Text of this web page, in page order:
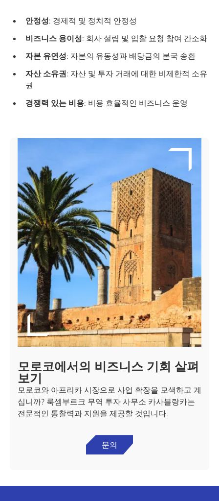
안정성: 경제적 및 정치적 안정성
비즈니스 용이성: 회사 설립 및 입찰 요청 참여 간소화
자본 유연성: 자본의 유동성과 배당금의 본국 송환
자산 소유권: 자산 및 투자 거래에 대한 비제한적 소유
권
경쟁력 있는 비용: 비용 효율적인 비즈니스 운영
모로코에서의 비즈니스 기회 살펴
보기
모로코와 아프리카 시장으로 사업 확장을 모색하고 계
십니까? 룩셈부르크 무역 투자 사무소 카사블랑카는
전문적인 통찰력과 지원을 제공할 것입니다.
문의